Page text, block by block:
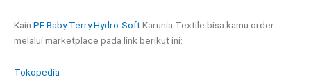
Kain PE Baby Terry Hydro-SoftKarunia Textile bisa kamu order
melalui marketplace pada link berikut ini:
Tokopedia